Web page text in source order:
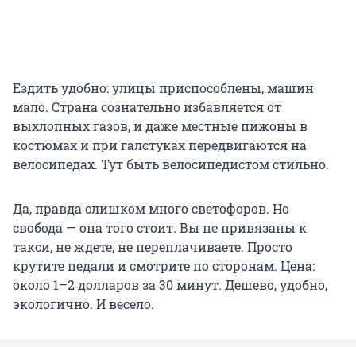
Ездить удобно: улицы приспособлены, машин
мало. Страна сознательно избавляется от
выхлопных газов, и даже местные пижоны в
костюмах и при галстуках передвигаются на
велосипедах. Тут быть велосипедистом стильно.
Да, правда слишком много светофоров. Но
свобода — она того стоит. Вы не привязаны к
такси, не ждете, не переплачиваете. Просто
крутите педали и смотрите по сторонам. Цена:
около 1–2 долларов за 30 минут. Дешево, удобно,
экологично. И весело.